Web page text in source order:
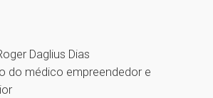
Daglius Dias
do médico empreendedor e